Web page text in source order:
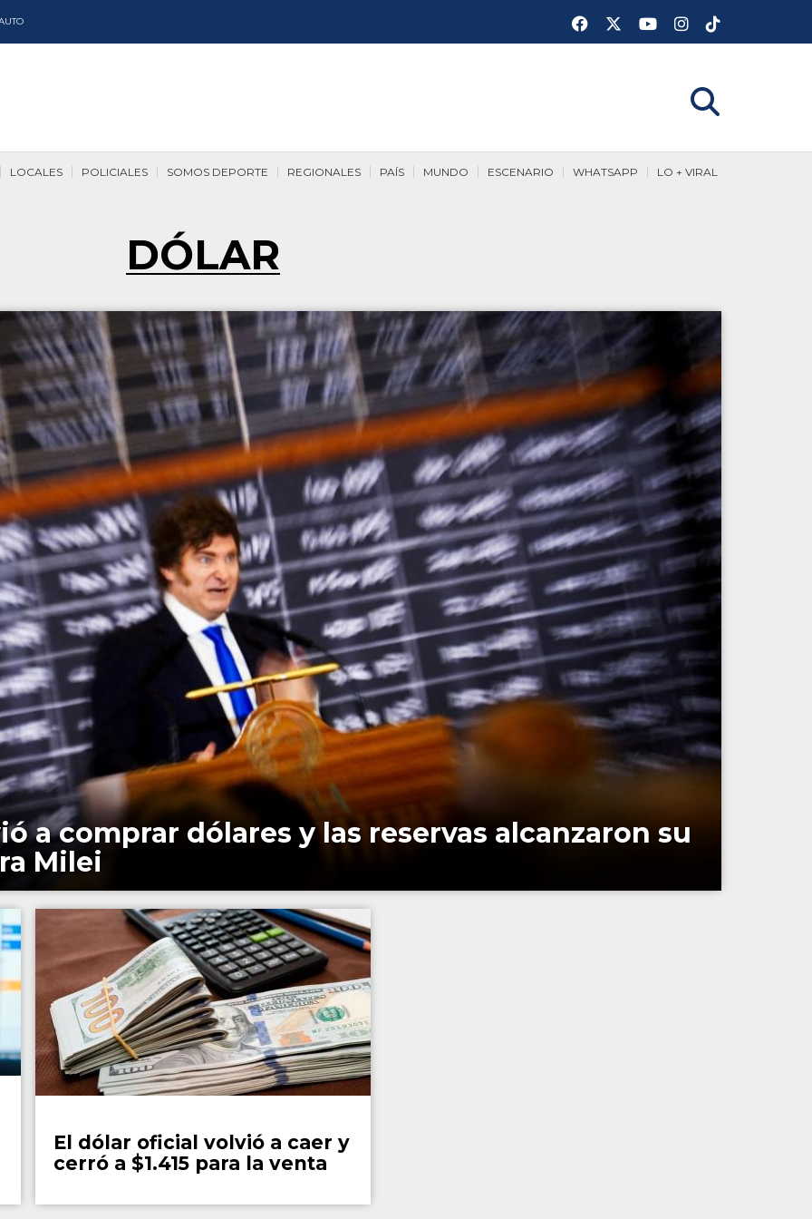
LO + VIRAL
WHATSAPP
ESCENARIO
MUNDO
PAÍS
REGIONALES
SOMOS DEPORTE
POLICIALES
LOCALES
DÓLAR
a comprar dólares y las reservas alcanzaron su
Milei
El dólar oficial volvió a caer y
cerró a $1.415 para la venta